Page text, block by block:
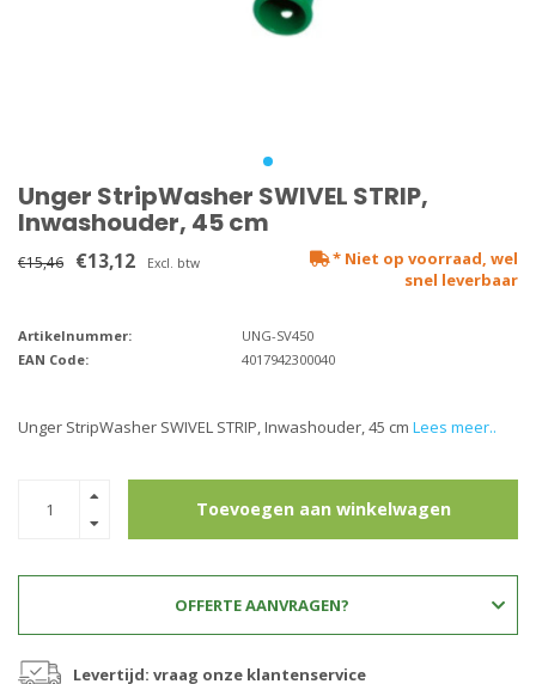
Unger StripWasher SWIVEL STRIP,
Inwashouder, 45 cm
€15,46 €13,12 Excl. btw
* Niet op voorraad, wel
snel leverbaar
Artikelnummer:
UNG-SV450
EAN Code:
4017942300040
Unger StripWasher SWIVEL STRIP, Inwashouder, 45 cm Lees meer..
Toevoegen aan winkelwagen
OFFERTE AANVRAGEN?
Levertijd: vraag onze klantenservice